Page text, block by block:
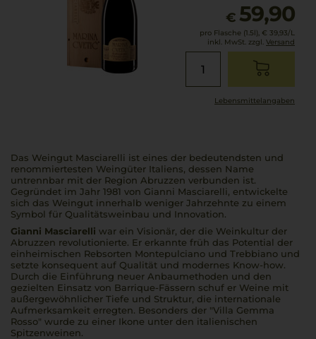
€ 59,90
pro Flasche (1.5l), € 39,93/L
inkl. MwSt. zzgl. Versand
Lebensmittel­angaben
Das Weingut Masciarelli ist eines der bedeutendsten und
renommiertesten Weingüter Italiens, dessen Name
untrennbar mit der Region Abruzzen verbunden ist.
Gegründet im Jahr 1981 von Gianni Masciarelli, entwickelte
sich das Weingut innerhalb weniger Jahrzehnte zu einem
Symbol für Qualitätsweinbau und Innovation.
Gianni Masciarelli war ein Visionär, der die Weinkultur der
Abruzzen revolutionierte. Er erkannte früh das Potential der
einheimischen Rebsorten Montepulciano und Trebbiano und
setzte konsequent auf Qualität und modernes Know-how.
Durch die Einführung neuer Anbaumethoden und den
gezielten Einsatz von Barrique-Fässern schuf er Weine mit
außergewöhnlicher Tiefe und Struktur, die internationale
Aufmerksamkeit erregten. Besonders der "Villa Gemma
Rosso" wurde zu einer Ikone unter den italienischen
Spitzenweinen.